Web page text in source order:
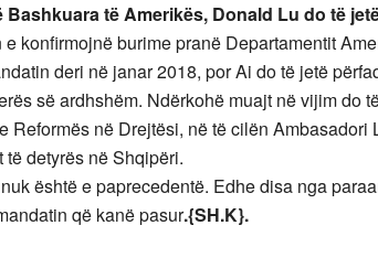
të Amerikës, Donald Lu do të
e konfirmojnë burime pranë Departamentit
deri në janar 2018, por Ai do të jetë
së ardhshëm. Ndërkohë muajt në vijim do
Reformës në Drejtësi, në të cilën Ambasadori
detyrës në Shqipëri.
është e paprecedentë. Edhe disa nga
që kanë pasur.{SH.K}.